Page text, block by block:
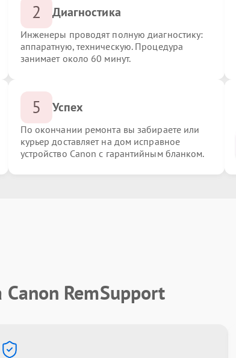
2 Диагностика
Инженеры проводят полную диагностику:
аппаратную, техническую. Процедура
занимает около 60 минут.
5 Успех
По окончании ремонта вы забираете или
курьер доставляет на дом исправное
устройство Canon с гарантийным бланком.
Canon RemSupport